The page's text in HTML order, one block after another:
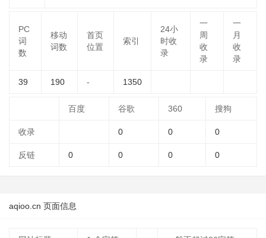
PC
词
数
移动
词数
首页
位置
索引
24小
时收
录
一
周
收
录
一
月
收
录
39 190 - 1350
百度 谷歌 360 搜狗
收录 0 0 0
反链 0 0 0 0
aqioo.cn 页面信息